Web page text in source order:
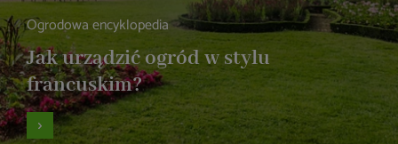
Ogrodowa encyklopedia
Jak urządzić ogród w stylu
francuskim?